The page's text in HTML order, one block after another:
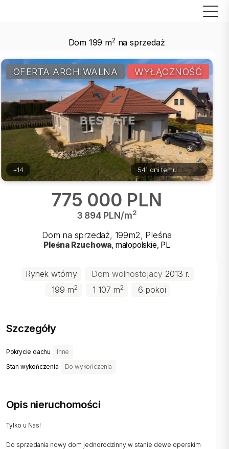
Dom 199 m2 na sprzedaż
OFERTA ARCHIWALNA WYŁĄCZNOŚĆ
+14 541 dni temu
775 000 PLN
3 894 PLN/m2
Dom na sprzedaż, 199m2, Pleśna
Pleśna Rzuchowa, małopolskie, PL
Rynek wtórny Dom wolnostojacy 2013 r.
199 m2 1 107 m2 6 pokoi
Szczegóły
Pokrycie dachu Inne
Stan wykończenia Do wykończenia
Opis nieruchomości
Tylko u Nas!
Do sprzedania nowy dom jednorodzinny w stanie deweloperskim